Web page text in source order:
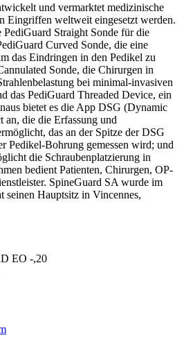
und vermarktet medizinische
Eingriffen weltweit eingesetzt werden.
Straight Sonde für die
Curved Sonde, die eine
das Eindringen in den Pedikel zu
Sonde, die Chirurgen in
bei minimal-invasiven
das PediGuard Threaded Device, ein
bietet es die App DSG (Dynamic
an, die die Erfassung und
das an der Spitze der DSG
Pedikel-Bohrung gemessen wird; und
die Schraubenplatzierung in
bedient Patienten, Chirurgen, OP-
SpineGuard SA wurde im
seinen Hauptsitz in Vincennes,
EO -,20